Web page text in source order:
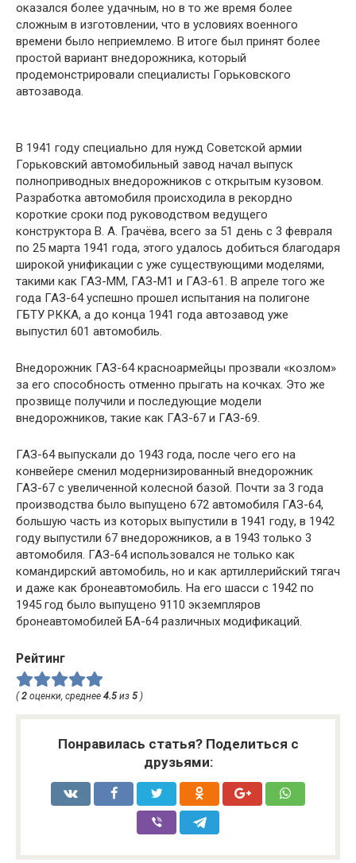
оказался более удачным, но в то же время более
сложным в изготовлении, что в условиях военного
времени было неприемлемо. В итоге был принят более
простой вариант внедорожника, который
продемонстрировали специалисты Горьковского
автозавода.
В 1941 году специально для нужд Советской армии
Горьковский автомобильный завод начал выпуск
полноприводных внедорожников с открытым кузовом.
Разработка автомобиля происходила в рекордно
короткие сроки под руководством ведущего
конструктора В. А. Грачёва, всего за 51 день с 3 февраля
по 25 марта 1941 года, этого удалось добиться благодаря
широкой унификации с уже существующими моделями,
такими как ГАЗ-ММ, ГАЗ-М1 и ГАЗ-61. В апреле того же
года ГАЗ-64 успешно прошел испытания на полигоне
ГБТУ РККА, а до конца 1941 года автозавод уже
выпустил 601 автомобиль.
Внедорожник ГАЗ-64 красноармейцы прозвали «козлом»
за его способность отменно прыгать на кочках. Это же
прозвище получили и последующие модели
внедорожников, такие как ГАЗ-67 и ГАЗ-69.
ГАЗ-64 выпускали до 1943 года, после чего его на
конвейере сменил модернизированный внедорожник
ГАЗ-67 с увеличенной колесной базой. Почти за 3 года
производства было выпущено 672 автомобиля ГАЗ-64,
большую часть из которых выпустили в 1941 году, в 1942
году выпустили 67 внедорожников, а в 1943 только 3
автомобиля. ГАЗ-64 использовался не только как
командирский автомобиль, но и как артиллерийский тягач
и даже как бронеавтомобиль. На его шасси с 1942 по
1945 год было выпущено 9110 экземпляров
бронеавтомобилей БА-64 различных модификаций.
Рейтинг
(2 оценки, среднее 4.5 из 5 )
Понравилась статья? Поделиться с
друзьями: